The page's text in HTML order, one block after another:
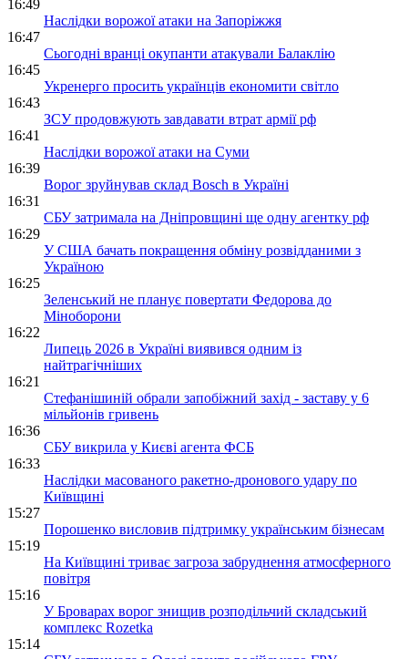
16:49
Наслідки ворожої атаки на Запоріжжя
16:47
Сьогодні вранці окупанти атакували Балаклію
16:45
Укренерго просить українців економити світло
16:43
ЗСУ продовжують завдавати втрат армії рф
16:41
Наслідки ворожої атаки на Суми
16:39
Ворог зруйнував склад Bosch в Україні
16:31
СБУ затримала на Дніпровщині ще одну агентку рф
16:29
У США бачать покращення обміну розвідданими з
Україною
16:25
Зеленський не планує повертати Федорова до
Міноборони
16:22
Липець 2026 в Україні виявився одним із
найтрагічніших
16:21
Стефанішиній обрали запобіжний захід - заставу у 6
мільйонів гривень
16:36
СБУ викрила у Києві агента ФСБ
16:33
Наслідки масованого ракетно-дронового удару по
Київщині
15:27
Порошенко висловив підтримку українським бізнесам
15:19
На Київщині триває загроза забруднення атмосферного
повітря
15:16
У Броварах ворог знищив розподільчий складський
комплекс Rozetka
15:14